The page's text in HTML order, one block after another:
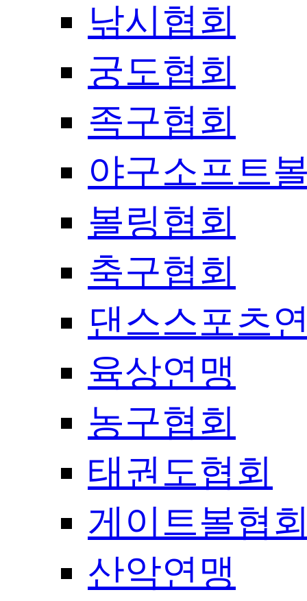
낚시협회
궁도협회
족구협회
야구소프트
볼링협회
축구협회
댄스스포츠
육상연맹
농구협회
태권도협회
게이트볼협
산악연맹